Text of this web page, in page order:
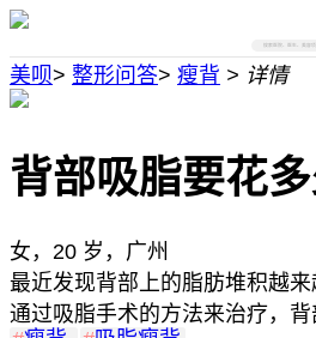
搜索医院、医生、美容项
美呗> 整形问答> 瘦背 > 详情
背部吸脂要花
女，20 岁，广州
最近发现背部上的脂肪堆积越
通过吸脂手术的方法来治疗，背